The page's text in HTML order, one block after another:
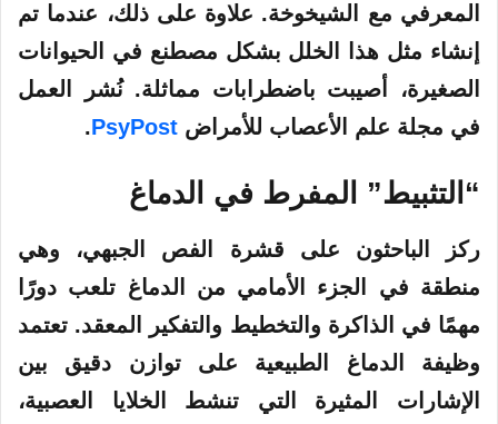
المعرفي مع الشيخوخة. علاوة على ذلك، عندما تم
إنشاء مثل هذا الخلل بشكل مصطنع في الحيوانات
الصغيرة، أصيبت باضطرابات مماثلة. نُشر العمل
في مجلة علم الأعصاب للأمراض PsyPost
.
“التثبيط” المفرط في الدماغ
ركز الباحثون على قشرة الفص الجبهي، وهي
منطقة في الجزء الأمامي من الدماغ تلعب دورًا
مهمًا في الذاكرة والتخطيط والتفكير المعقد. تعتمد
وظيفة الدماغ الطبيعية على توازن دقيق بين
الإشارات المثيرة التي تنشط الخلايا العصبية،